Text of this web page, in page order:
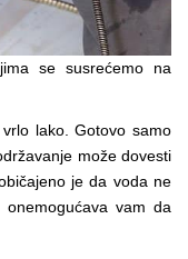
se susrećemo na
lako. Gotovo samo
može dovesti
je da voda ne
vam da